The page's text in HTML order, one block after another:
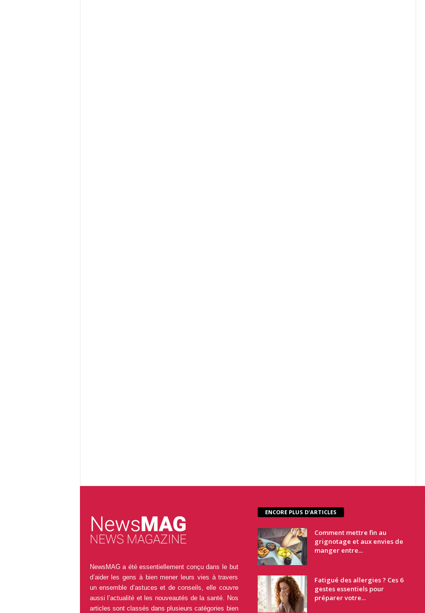
NewsMAG a été essentiellement conçu dans le but
d’aider les gens à bien mener leurs vies à travers
un ensemble d’astuces et de conseils, elle couvre
aussi l’actualité et les nouveautés de la santé. Nos
articles sont classés dans plusieurs catégories bien
ENCORE PLUS D'ARTICLES
Comment mettre fin au
grignotage et aux envies de
manger entre...
Fatigué des allergies ? Ces 6
gestes essentiels pour
préparer votre...